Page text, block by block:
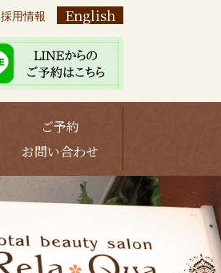
採用情報 English
ご予約
お問い合わせ